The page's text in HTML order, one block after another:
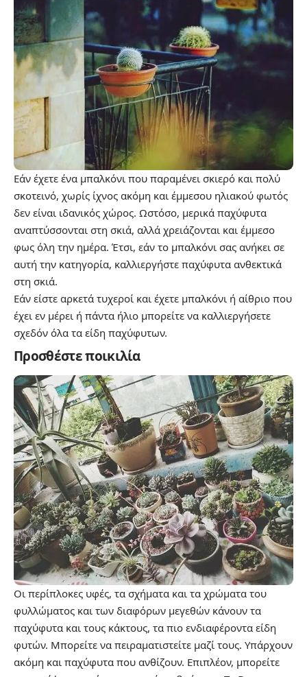
Εάν έχετε ένα μπαλκόνι που παραμένει σκιερό και πολύ
σκοτεινό, χωρίς ίχνος ακόμη και έμμεσου ηλιακού φωτός
δεν είναι ιδανικός χώρος. Ωστόσο, μερικά παχύφυτα
αναπτύσσονται στη σκιά, αλλά χρειάζονται και έμμεσο
φως όλη την ημέρα. Έτσι, εάν το μπαλκόνι σας ανήκει σε
αυτή την κατηγορία, καλλιεργήστε παχύφυτα ανθεκτικά
στη σκιά.
Εάν είστε αρκετά τυχεροί και έχετε μπαλκόνι ή αίθριο που
έχει εν μέρει ή πάντα ήλιο μπορείτε να καλλιεργήσετε
σχεδόν όλα τα είδη παχύφυτων.
Προσθέστε ποικιλία
Οι περίπλοκες υφές, τα σχήματα και τα χρώματα του
φυλλώματος και των διαφόρων μεγεθών κάνουν τα
παχύφυτα και τους κάκτους, τα πιο ενδιαφέροντα είδη
φυτών. Μπορείτε να πειραματιστείτε μαζί τους. Υπάρχουν
ακόμη και παχύφυτα που ανθίζουν. Επιπλέον, μπορείτε